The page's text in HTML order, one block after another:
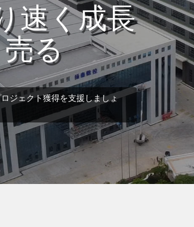
速く成長
る
ジェクト獲得を支援しましょ